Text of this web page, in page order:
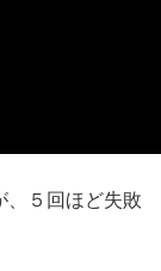
、５回ほど失敗